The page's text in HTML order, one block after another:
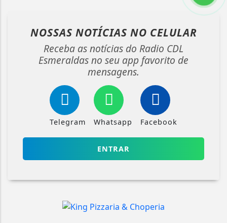
NOSSAS NOTÍCIAS NO CELULAR
Receba as notícias do Radio CDL
Esmeraldas no seu app favorito de
mensagens.
Telegram Whatsapp Facebook
ENTRAR